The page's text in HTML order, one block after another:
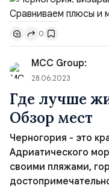
временного или
привлекает
желающих найти
балканской стране.
плюсы и минусы
0
MCC Group:
28.06.2023
Где лучше
Обзор мест
Черногория - это
Адриатического
своими пляжами,